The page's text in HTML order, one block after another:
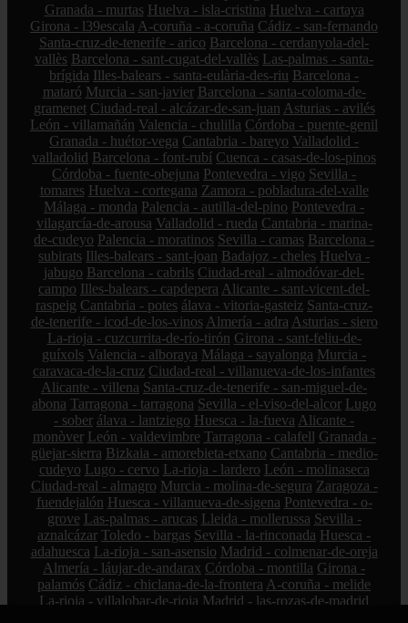
Granada - murtas Huelva - isla-cristina Huelva - cartaya
Girona - l39escala A-coruña - a-coruña Cádiz - san-fernando
Santa-cruz-de-tenerife - arico Barcelona - cerdanyola-del-
vallès Barcelona - sant-cugat-del-vallès Las-palmas - santa-
brígida Illes-balears - santa-eulària-des-riu Barcelona -
mataró Murcia - san-javier Barcelona - santa-coloma-de-
gramenet Ciudad-real - alcázar-de-san-juan Asturias - avilés
León - villamañán Valencia - chulilla Córdoba - puente-genil
Granada - huétor-vega Cantabria - bareyo Valladolid -
valladolid Barcelona - font-rubí Cuenca - casas-de-los-pinos
Córdoba - fuente-obejuna Pontevedra - vigo Sevilla -
tomares Huelva - cortegana Zamora - pobladura-del-valle
Málaga - monda Palencia - autilla-del-pino Pontevedra -
vilagarcía-de-arousa Valladolid - rueda Cantabria - marina-
de-cudeyo Palencia - moratinos Sevilla - camas Barcelona -
subirats Illes-balears - sant-joan Badajoz - cheles Huelva -
jabugo Barcelona - cabrils Ciudad-real - almodóvar-del-
campo Illes-balears - capdepera Alicante - sant-vicent-del-
raspeig Cantabria - potes álava - vitoria-gasteiz Santa-cruz-
de-tenerife - icod-de-los-vinos Almería - adra Asturias - siero
La-rioja - cuzcurrita-de-río-tirón Girona - sant-feliu-de-
guíxols Valencia - alboraya Málaga - sayalonga Murcia -
caravaca-de-la-cruz Ciudad-real - villanueva-de-los-infantes
Alicante - villena Santa-cruz-de-tenerife - san-miguel-de-
abona Tarragona - tarragona Sevilla - el-viso-del-alcor Lugo
- sober álava - lantziego Huesca - la-fueva Alicante -
monòver León - valdevimbre Tarragona - calafell Granada -
güejar-sierra Bizkaia - amorebieta-etxano Cantabria - medio-
cudeyo Lugo - cervo La-rioja - lardero León - molinaseca
Ciudad-real - almagro Murcia - molina-de-segura Zaragoza -
fuendejalón Huesca - villanueva-de-sigena Pontevedra - o-
grove Las-palmas - arucas Lleida - mollerussa Sevilla -
aznalcázar Toledo - bargas Sevilla - la-rinconada Huesca -
adahuesca La-rioja - san-asensio Madrid - colmenar-de-oreja
Almería - láujar-de-andarax Córdoba - montilla Girona -
palamós Cádiz - chiclana-de-la-frontera A-coruña - melide
La-rioja - villalobar-de-rioja Madrid - las-rozas-de-madrid